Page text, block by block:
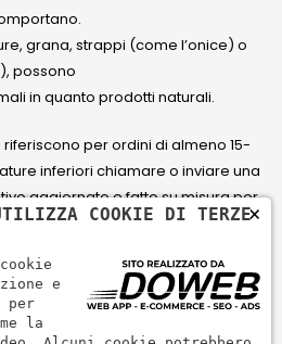
grana, strappi (come l’onice) o
possono
in quanto prodotti naturali.
riferiscono per ordini di almeno 15-
inferiori chiamare o inviare una
aggiornato e fatto su misura per
Visa, Visa Electron, Maestro,
PayPal. PayPal serve per pagare,
in modo rapido,
×
COOKIE DI TERZE
e
per
la